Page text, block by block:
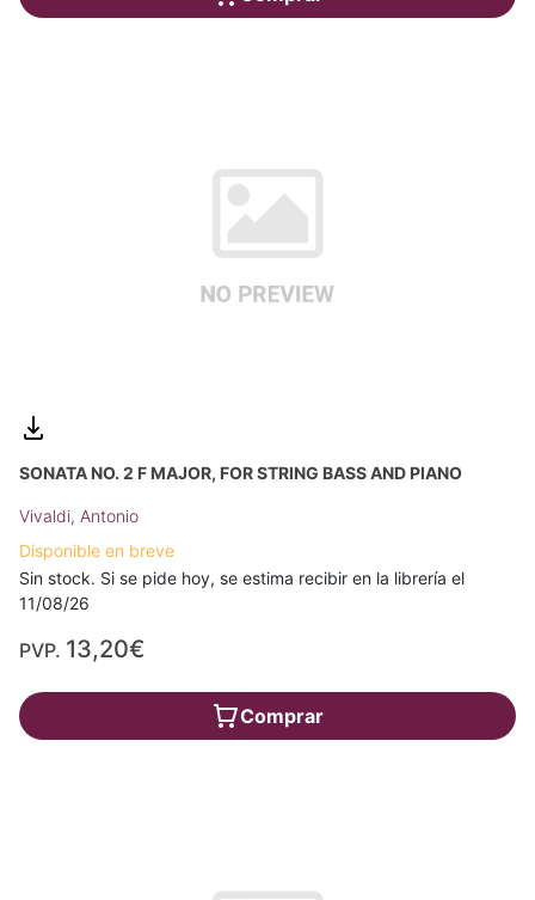
SONATA NO. 2 F MAJOR, FOR STRING BASS AND PIANO
Vivaldi, Antonio
Disponible en breve
Sin stock. Si se pide hoy, se estima recibir en la librería el
11/08/26
PVP. 13,20€
Comprar